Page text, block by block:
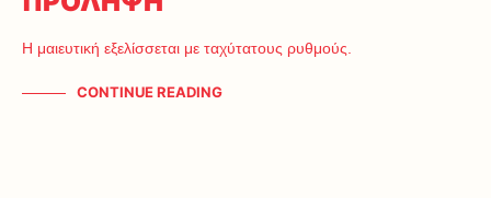
Η μαιευτική εξελίσσεται με ταχύτατους ρυθμούς.
CONTINUE READING